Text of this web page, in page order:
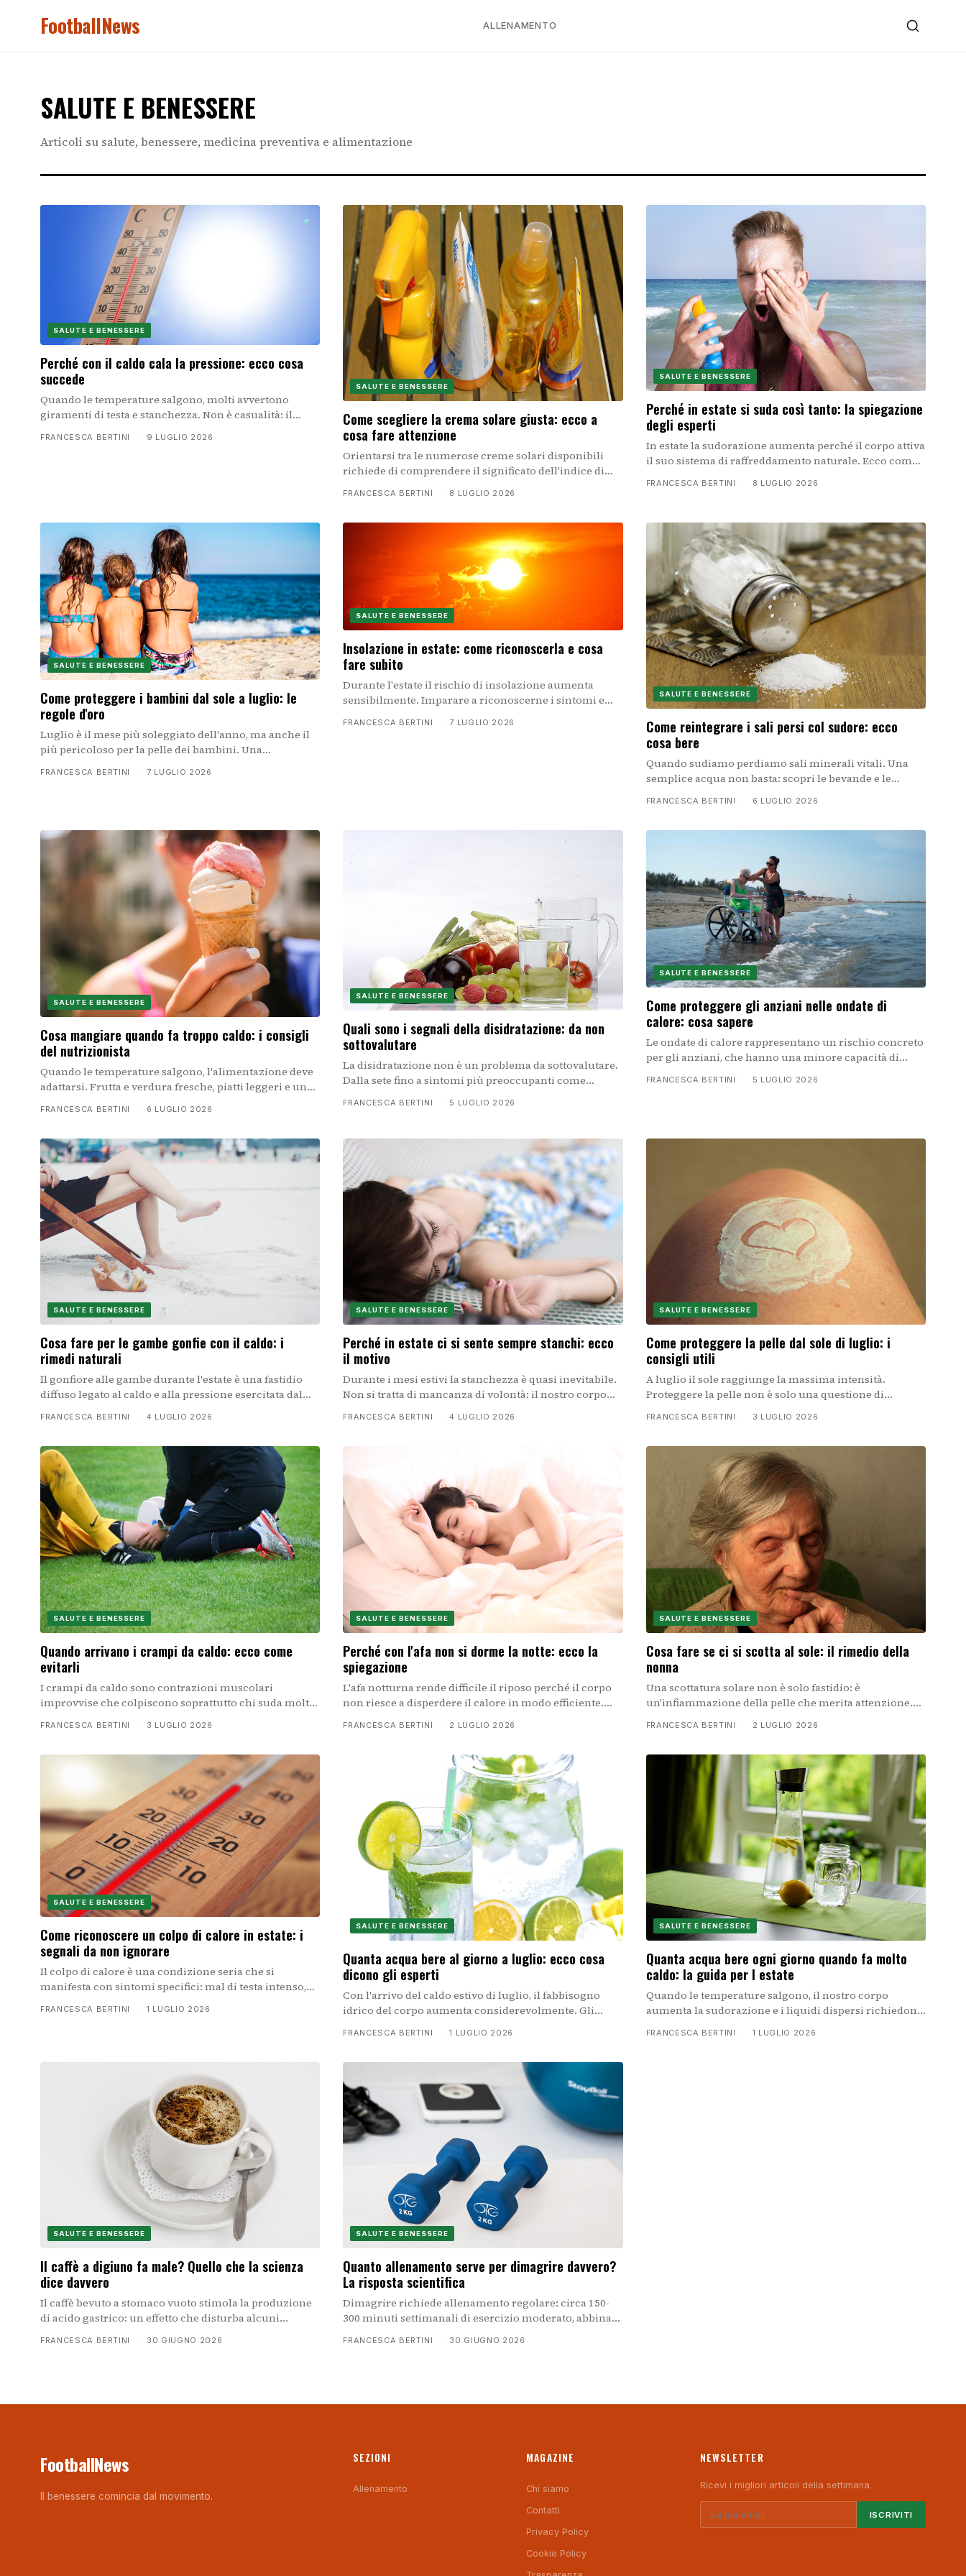
FootballNews ALLENAMENTO
SALUTE E BENESSERE
Articoli su salute, benessere, medicina preventiva e alimentazione
SALUTE E BENESSERE
Perché con il caldo cala la pressione: ecco cosa
succede
Quando le temperature salgono, molti avvertono
giramenti di testa e stanchezza. Non è casualità: il
FRANCESCA BERTINI · 9 LUGLIO 2026
SALUTE E BENESSERE
Come scegliere la crema solare giusta: ecco a
cosa fare attenzione
Orientarsi tra le numerose creme solari disponibili
richiede di comprendere il significato dell'indice di
come adattare la scelta alle proprie esigenze cutanee.
FRANCESCA BERTINI · 8 LUGLIO 2026
SALUTE E BENESSERE
Perché in estate si suda così tanto: la spiegazione
degli esperti
In estate la sudorazione aumenta perché il corpo attiva
il suo sistema di raffreddamento naturale. Ecco come
FRANCESCA BERTINI · 8 LUGLIO 2026
SALUTE E BENESSERE
Come proteggere i bambini dal sole a luglio: le
regole d'oro
Luglio è il mese più soleggiato dell'anno, ma anche il
più pericoloso per la pelle dei bambini. Una
all'abbigliamento, riduce i rischi e permette ai piccoli
FRANCESCA BERTINI · 7 LUGLIO 2026
SALUTE E BENESSERE
Insolazione in estate: come riconoscerla e cosa
fare subito
Durante l'estate il rischio di insolazione aumenta
sensibilmente. Imparare a riconoscerne i sintomi e
FRANCESCA BERTINI · 7 LUGLIO 2026
SALUTE E BENESSERE
Come reintegrare i sali persi col sudore: ecco
cosa bere
Quando sudiamo perdiamo sali minerali vitali. Una
semplice acqua non basta: scopri le bevande e le
FRANCESCA BERTINI · 6 LUGLIO 2026
SALUTE E BENESSERE
Cosa mangiare quando fa troppo caldo: i consigli
del nutrizionista
Quando le temperature salgono, l'alimentazione deve
adattarsi. Frutta e verdura fresche, piatti leggeri e una
proteggere la salute e mantenere le prestazioni fisiche.
FRANCESCA BERTINI · 6 LUGLIO 2026
SALUTE E BENESSERE
Quali sono i segnali della disidratazione: da non
sottovalutare
La disidratazione non è un problema da sottovalutare.
Dalla sete fino a sintomi più preoccupanti come
messaggi importanti che meritano attenzione
FRANCESCA BERTINI · 5 LUGLIO 2026
SALUTE E BENESSERE
Come proteggere gli anziani nelle ondate di
calore: cosa sapere
Le ondate di calore rappresentano un rischio concreto
per gli anziani, che hanno una minore capacità di
FRANCESCA BERTINI · 5 LUGLIO 2026
SALUTE E BENESSERE
Cosa fare per le gambe gonfie con il caldo: i
rimedi naturali
Il gonfiore alle gambe durante l'estate è una fastidio
diffuso legato al caldo e alla pressione esercitata dal
FRANCESCA BERTINI · 4 LUGLIO 2026
SALUTE E BENESSERE
Perché in estate ci si sente sempre stanchi: ecco
il motivo
Durante i mesi estivi la stanchezza è quasi inevitabile.
Non si tratta di mancanza di volontà: il nostro corpo
FRANCESCA BERTINI · 4 LUGLIO 2026
SALUTE E BENESSERE
Come proteggere la pelle dal sole di luglio: i
consigli utili
A luglio il sole raggiunge la massima intensità.
Proteggere la pelle non è solo una questione di
FRANCESCA BERTINI · 3 LUGLIO 2026
SALUTE E BENESSERE
Quando arrivano i crampi da caldo: ecco come
evitarli
I crampi da caldo sono contrazioni muscolari
improvvise che colpiscono soprattutto chi suda molto.
gestirli.
FRANCESCA BERTINI · 3 LUGLIO 2026
SALUTE E BENESSERE
Perché con l'afa non si dorme la notte: ecco la
spiegazione
L'afa notturna rende difficile il riposo perché il corpo
non riesce a disperdere il calore in modo efficiente.
e i rimedi concreti per dormire durante le notti più
FRANCESCA BERTINI · 2 LUGLIO 2026
SALUTE E BENESSERE
Cosa fare se ci si scotta al sole: il rimedio della
nonna
Una scottatura solare non è solo fastidio: è
un'infiammazione della pelle che merita attenzione.
consigliavano da sempre, oggi confermati dalla
FRANCESCA BERTINI · 2 LUGLIO 2026
SALUTE E BENESSERE
Come riconoscere un colpo di calore in estate: i
segnali da non ignorare
Il colpo di calore è una condizione seria che si
manifesta con sintomi specifici: mal di testa intenso,
FRANCESCA BERTINI · 1 LUGLIO 2026
SALUTE E BENESSERE
Quanta acqua bere al giorno a luglio: ecco cosa
dicono gli esperti
Con l'arrivo del caldo estivo di luglio, il fabbisogno
idrico del corpo aumenta considerevolmente. Gli
FRANCESCA BERTINI · 1 LUGLIO 2026
SALUTE E BENESSERE
Quanta acqua bere ogni giorno quando fa molto
caldo: la guida per l estate
Quando le temperature salgono, il nostro corpo
aumenta la sudorazione e i liquidi dispersi richiedono
FRANCESCA BERTINI · 1 LUGLIO 2026
SALUTE E BENESSERE
Il caffè a digiuno fa male? Quello che la scienza
dice davvero
Il caffè bevuto a stomaco vuoto stimola la produzione
di acido gastrico: un effetto che disturba alcuni
FRANCESCA BERTINI · 30 GIUGNO 2026
SALUTE E BENESSERE
Quanto allenamento serve per dimagrire davvero?
La risposta scientifica
Dimagrire richiede allenamento regolare: circa 150-
300 minuti settimanali di esercizio moderato, abbinati
FRANCESCA BERTINI · 30 GIUGNO 2026
FootballNews
Il benessere comincia dal movimento.
SEZIONI
Allenamento
MAGAZINE
Chi siamo
Contatti
Privacy Policy
Cookie Policy
NEWSLETTER
Ricevi i migliori articoli della settimana.
ISCRIVITI